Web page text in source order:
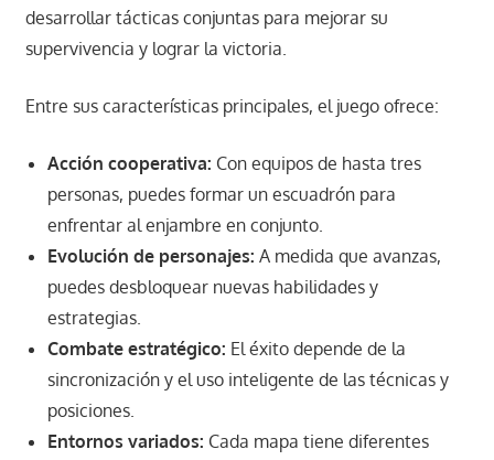
desarrollar tácticas conjuntas para mejorar su
supervivencia y lograr la victoria.
Entre sus características principales, el juego ofrece:
Acción cooperativa: Con equipos de hasta tres
personas, puedes formar un escuadrón para
enfrentar al enjambre en conjunto.
Evolución de personajes: A medida que avanzas,
puedes desbloquear nuevas habilidades y
estrategias.
Combate estratégico: El éxito depende de la
sincronización y el uso inteligente de las técnicas y
posiciones.
Entornos variados: Cada mapa tiene diferentes